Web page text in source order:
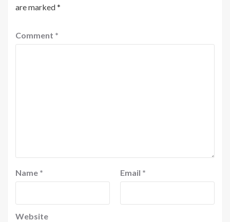
are marked*
Comment *
Name * Email *
Website